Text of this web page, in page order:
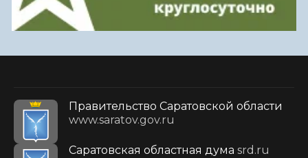
Правительство Саратовской области
www.saratov.gov.ru
Саратовская областная дума srd.ru